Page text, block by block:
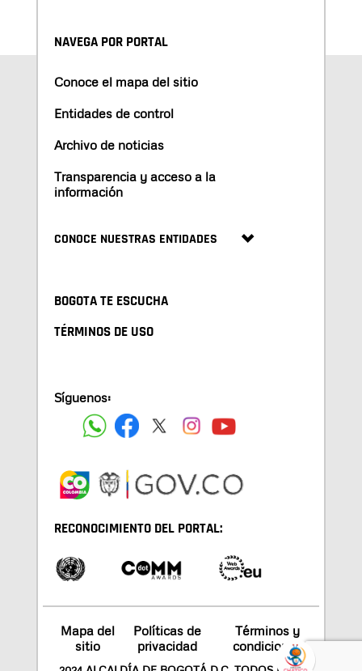
NAVEGA POR PORTAL
Conoce el mapa del sitio
Entidades de control
Archivo de noticias
Transparencia y acceso a la
información
CONOCE NUESTRAS ENTIDADES
BOGOTA TE ESCUCHA
TÉRMINOS DE USO
Síguenos:
RECONOCIMIENTO DEL PORTAL:
Mapa del
sitio
Políticas de
privacidad
Términos y
condiciones